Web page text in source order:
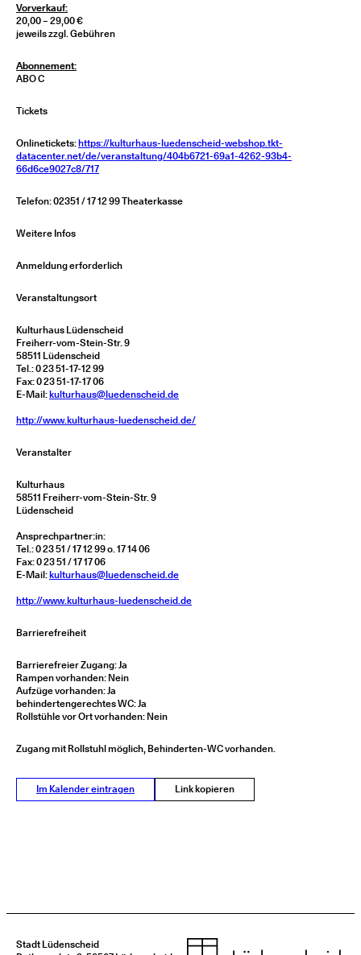
Vorverkauf:
20,00 – 29,00 €
jeweils zzgl. Gebühren
Abonnement:
ABO C
Tickets
Onlinetickets:https://kulturhaus-luedenscheid-webshop.tkt-
datacenter.net/de/veranstaltung/404b6721-69a1-4262-93b4-
66d6ce9027c8/717
Telefon: 02351 / 17 12 99 Theaterkasse
Weitere Infos
Anmeldung erforderlich
Veranstaltungsort
Kulturhaus Lüdenscheid
Freiherr-vom-Stein-Str. 9
58511 Lüdenscheid
Tel.: 0 23 51-17-12 99
Fax: 0 23 51-17-17 06
E-Mail:kulturhaus@luedenscheid.de
http://www.kulturhaus-luedenscheid.de/
Veranstalter
Kulturhaus
58511 Freiherr-vom-Stein-Str. 9
Lüdenscheid
Ansprechpartner:in:
Tel.: 0 23 51 / 17 12 99 o. 17 14 06
Fax: 0 23 51 / 17 17 06
E-Mail:kulturhaus@luedenscheid.de
http://www.kulturhaus-luedenscheid.de
Barrierefreiheit
Barrierefreier Zugang: Ja
Rampen vorhanden: Nein
Aufzüge vorhanden: Ja
behindertengerechtes WC: Ja
Rollstühle vor Ort vorhanden: Nein
Zugang mit Rollstuhl möglich, Behinderten-WC vorhanden.
Im Kalender eintragen Link kopieren
Stadt Lüdenscheid